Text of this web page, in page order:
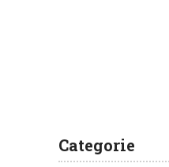
Categorie